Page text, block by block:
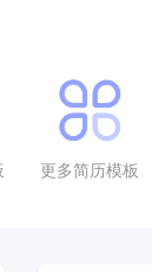
更多简历模板